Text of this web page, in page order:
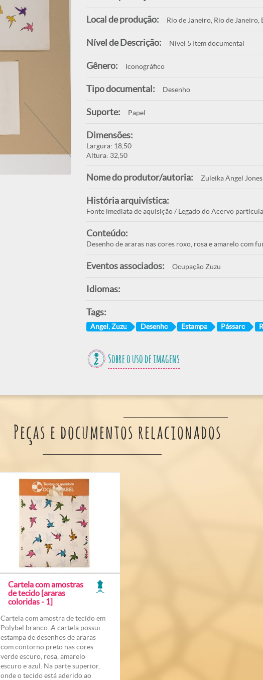
Local de produção: Rio de Janeiro, Rio de Janeiro,
Nível de Descrição: Nível 5 Item documental
Gênero: Iconográfico
Tipo documental: Desenho
Suporte: Papel
Dimensões:
Largura: 18,50
Altura: 32,50
Nome do produtor/autoria: Zuleika Angel Jones
História arquivística:
Fonte imediata de aquisição / Legado do Acervo
Conteúdo:
Desenho de araras nas cores roxo, rosa e amarelo com
Eventos associados: Ocupação Zuzu
Idiomas:
Tags:
Angel, Zuzu Desenho Estampa Pássaro
Sobre o uso de imagens
Peças e documentos relacionados
Cartela com amostras
de tecido [araras
coloridas - 1]
Cartela com amostra de tecido em
Polybel branco. A cartela possui
estampa de desenhos de araras
com contorno preto nas cores
verde escuro, rosa, amarelo
escuro e azul. Na parte superior,
onde o tecido está aderido ao